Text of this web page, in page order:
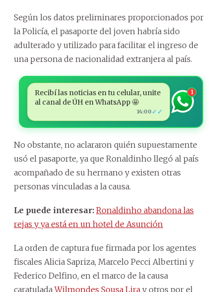
Según los datos preliminares proporcionados por
la Policía, el pasaporte del joven habría sido
adulterado y utilizado para facilitar el ingreso de
una persona de nacionalidad extranjera al país.
Recibí las noticias en tu celular, unite
al canal de ÚH en WhatsApp 🤩
14:00 ✓✓
1
No obstante, no aclararon quién supuestamente
usó el pasaporte, ya que Ronaldinho llegó al país
acompañado de su hermano y existen otras
personas vinculadas a la causa.
Le puede interesar: Ronaldinho abandona las
rejas y ya está en un hotel de Asunción
La orden de captura fue firmada por los agentes
fiscales Alicia Sapriza, Marcelo Pecci Albertini y
Federico Delfino, en el marco de la causa
caratuladaWilmondes Sousa Lira y otros por el